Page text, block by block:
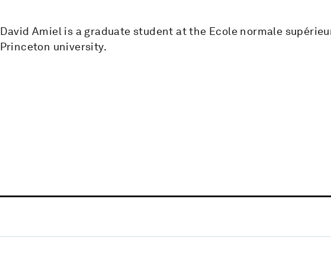
David Amiel is a graduate student at the Ecole normale
Princeton university.